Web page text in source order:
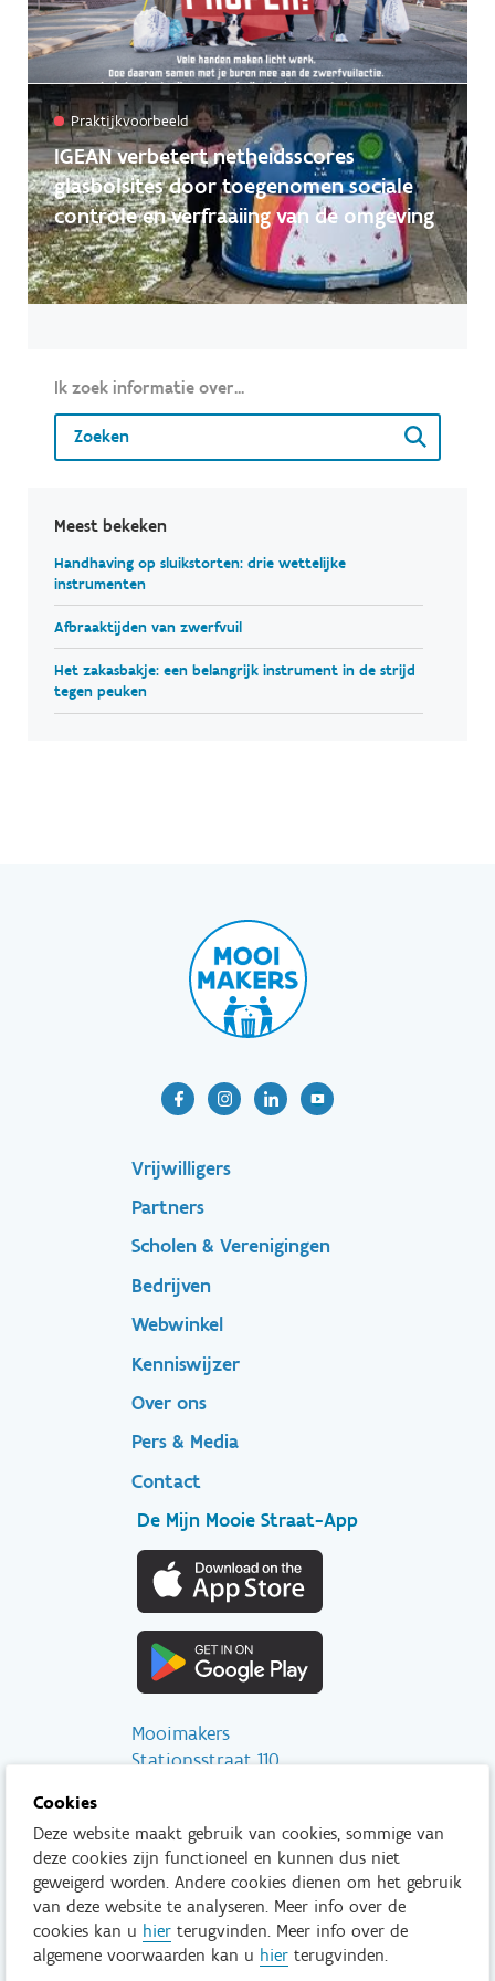
IGEAN verbetert netheidsscores
glasbolsites door toegenomen sociale
controle en verfraaiing van de omgeving
Praktijkvoorbeeld
Ik zoek informatie over...
Meest bekeken
Handhaving op sluikstorten: drie wettelijke
instrumenten
Afbraaktijden van zwerfvuil
Het zakasbakje: een belangrijk instrument in de strijd
tegen peuken
Communicatie
Praktijkvoorbeeld Wettekst
Toepassen
Footer-
menu
Vrijwilligers
Partners
Scholen & Verenigingen
Bedrijven
Footer
secondary
Webwinkel
Kenniswijzer
Over ons
Pers & Media
Contact
De Mijn Mooie Straat-App
Mooimakers
Stationsstraat 110
info@mooimakers.be
015 28 41 56
Tenzij anders vermeld is het niet toegestaan om inhoud van deze
website te kopiëren, reproduceren, aan te passen en/of onder
een andere vorm te publiceren zonder voorafgaand en
Cookies
Deze website maakt gebruik van cookies, sommige van
deze cookies zijn functioneel en kunnen dus niet
geweigerd worden. Andere cookies dienen om het gebruik
van deze website te analyseren. Meer info over de
cookies kan u hier terugvinden. Meer info over de
algemene voorwaarden kan u hier terugvinden.